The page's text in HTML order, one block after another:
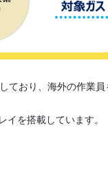
おり、海外の作業員
を搭載しています。